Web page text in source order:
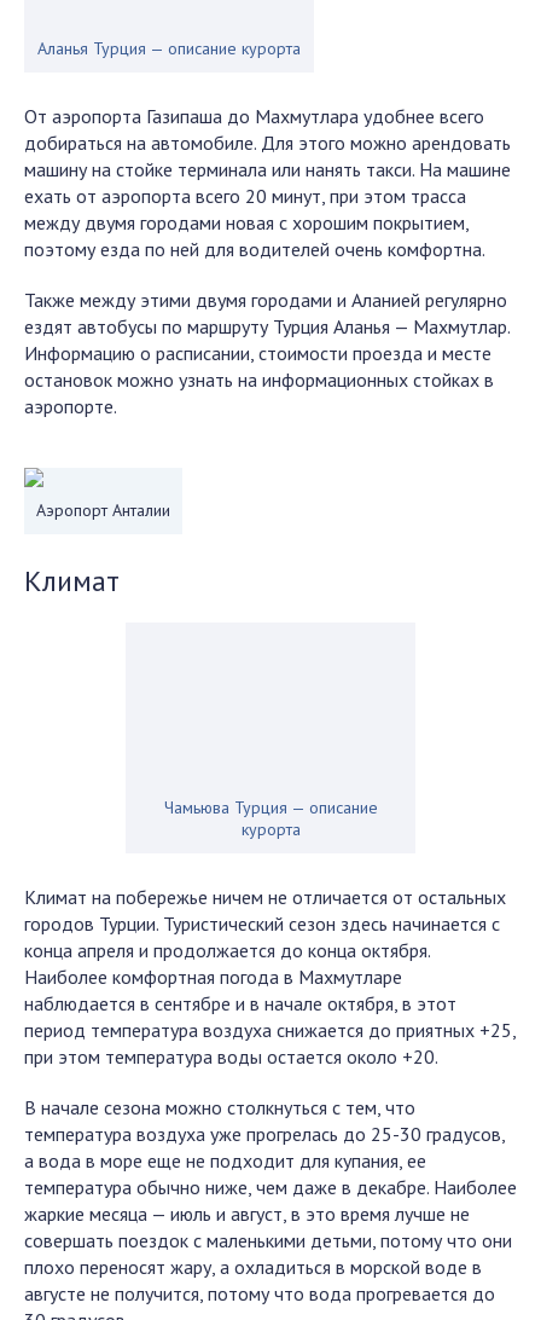
Аланья Турция — описание курорта
От аэропорта Газипаша до Махмутлара удобнее всего
добираться на автомобиле. Для этого можно арендовать
машину на стойке терминала или нанять такси. На машине
ехать от аэропорта всего 20 минут, при этом трасса
между двумя городами новая с хорошим покрытием,
поэтому езда по ней для водителей очень комфортна.
Также между этими двумя городами и Аланией регулярно
ездят автобусы по маршруту Турция Аланья — Махмутлар.
Информацию о расписании, стоимости проезда и месте
остановок можно узнать на информационных стойках в
аэропорте.
Аэропорт Анталии
Климат
Чамьюва Турция — описание
курорта
Климат на побережье ничем не отличается от остальных
городов Турции. Туристический сезон здесь начинается с
конца апреля и продолжается до конца октября.
Наиболее комфортная погода в Махмутларе
наблюдается в сентябре и в начале октября, в этот
период температура воздуха снижается до приятных +25,
при этом температура воды остается около +20.
В начале сезона можно столкнуться с тем, что
температура воздуха уже прогрелась до 25-30 градусов,
а вода в море еще не подходит для купания, ее
температура обычно ниже, чем даже в декабре. Наиболее
жаркие месяца — июль и август, в это время лучше не
совершать поездок с маленькими детьми, потому что они
плохо переносят жару, а охладиться в морской воде в
августе не получится, потому что вода прогревается до